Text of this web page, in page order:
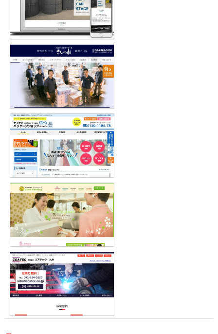
三共自動車株式会社 様
株式会社 三恒 様
山元紙包装社（パッケージショッ
プ）様
株式会社グッドプランニング 様
コアテック・九州 様